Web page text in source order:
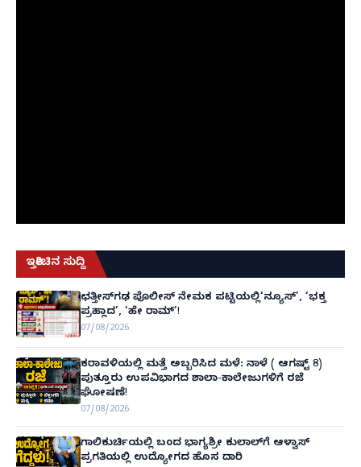
ಇತ್ತೀಚಿನ ಸುದ್ದಿ
ಛತ್ತೀಸ್‌ಗಢ ಪೊಲೀಸ್ ನೇಮಕ ಪಟ್ಟಿಯಲ್ಲಿ‘ನ್ಯೂಸ್’, ‘ಭಕ್ತ
ಪ್ರಹ್ಲಾದ’, ‘ಹೇ ರಾಮ್’!
07/08/2026
ಕರಾವಳಿಯಲ್ಲಿ ಮತ್ತೆ ಅಬ್ಬರಿಸಿದ ಮಳೆ: ನಾಳೆ ( ಆಗಷ್ಟ್ 8)
ಪುತ್ತೂರು ಉಪವಿಭಾಗದ ಶಾಲಾ-ಕಾಲೇಜುಗಳಿಗೆ ರಜೆ
ಘೋಷಣೆ!
07/08/2026
ಗಾಲಿಕುರ್ಚಿಯಲ್ಲಿ ಬಂದ ಭಾಗ್ಯಶ್ರೀ ಕುಲಾಲ್‌ಗೆ ಆಳ್ವಾಸ್
ಪ್ರಗತಿಯಲ್ಲಿ ಉದ್ಯೋಗದ ಹೊಸ ದಾರಿ